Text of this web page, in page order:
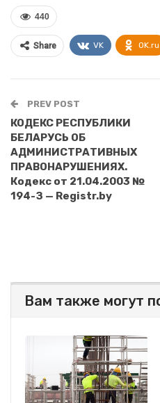
440
Share VK OK.ru
PREV POST
КОДЕКС РЕСПУБЛИКИ
БЕЛАРУСЬ ОБ
АДМИНИСТРАТИВНЫХ
ПРАВОНАРУШЕНИЯХ.
Кодекс от 21.04.2003 №
194-З — Registr.by
Вам также могут